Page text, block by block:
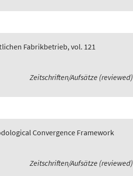
Fabrikbetrieb, vol. 121
Zeitschriften/Aufsätze (reviewed)
Convergence Framework
Zeitschriften/Aufsätze (reviewed)